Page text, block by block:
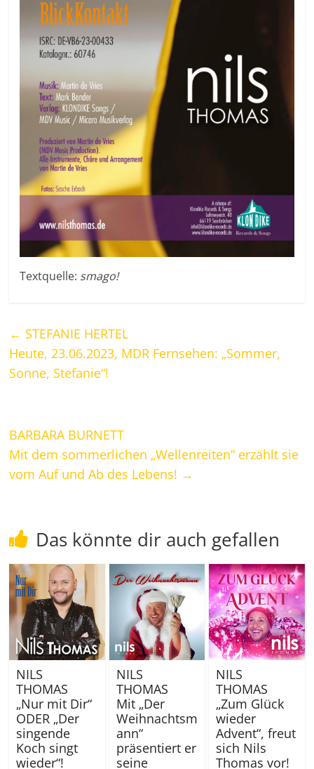
Textquelle: smago!
← STEFANIE HERTEL
Heute, 23.06.2023, MDR Fernsehen: „Sommer,
Sonne, Stefanie“!
BARBARA BURNETT
Mit dem sommerlichen „Wellenreiten“ erzählt sie
vom Auf und Ab des Lebens! →
Das könnte dir auch gefallen
NILS
THOMAS
„Nur mit Dir“
ODER „Der
singende
Koch singt
wieder“!
NILS
THOMAS
Mit „Der
Weihnachtsm
ann“
präsentiert er
seine
NILS
THOMAS
„Zum Glück
wieder
Advent“, freut
sich Nils
Thomas vor!